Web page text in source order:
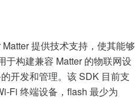
提供技术支持，使其能够
于构建兼容 Matter 的物联网设
开发和管理。该 SDK 目前支
Fi 终端设备，flash 最少为